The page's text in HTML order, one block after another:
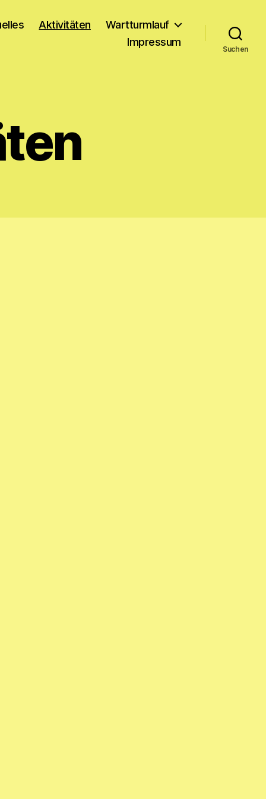
Aktivitäten
Wartturmlauf
Impressum
Suchen